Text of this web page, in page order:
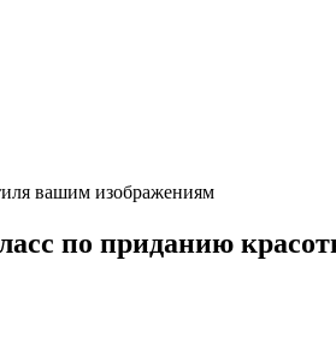
вашим изображениям
по приданию